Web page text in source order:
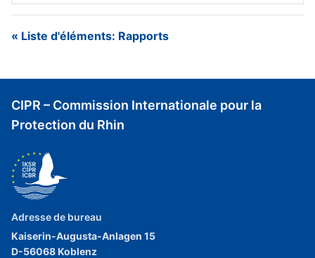
« Liste d'éléments: Rapports
CIPR – Commission Internationale pour la
Protection du Rhin
Adresse de bureau
Kaiserin-Augusta-Anlagen 15
D-56068 Koblenz